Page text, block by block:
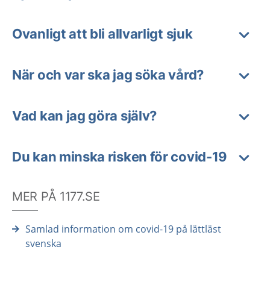
Ovanligt att bli allvarligt sjuk
När och var ska jag söka vård?
Vad kan jag göra själv?
Du kan minska risken för covid-19
MER PÅ 1177.SE
Samlad information om covid-19 på lättläst
svenska